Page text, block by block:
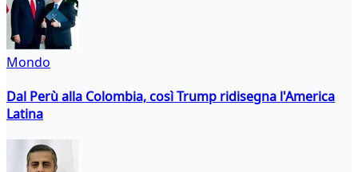
Mondo
Dal Perù alla Colombia, così Trump ridisegna l'America
Latina